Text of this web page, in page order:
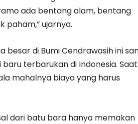
ada bentang alam, bentang
paham,” ujarnya.
besar di Bumi Cendrawasih ini
terbarukan di Indonesia. Saat
mahalnya biaya yang harus
dari batu bara hanya memakan